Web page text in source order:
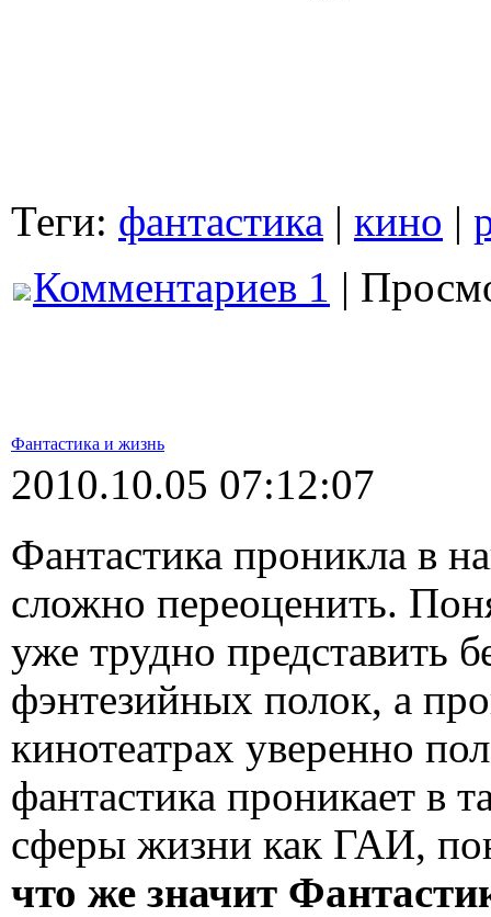
Теги: фантастика | кино |
Комментариев 1 |
Фантастика и жизнь
2010.10.05 07:12:07
Фантастика проникла в
сложно переоценить.
уже трудно представить
фэнтезийных полок, а
кинотеатрах уверенно
фантастика проникает в
сферы жизни как ГАИ,
что же значит